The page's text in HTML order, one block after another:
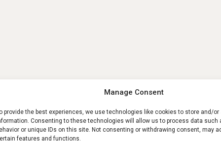
Manage Consent
provide the best experiences, we use technologies like cookies to store and/
Consenting to these technologies will allow us to process data such
or unique IDs on this site. Not consenting or withdrawing consent, may
features and functions.